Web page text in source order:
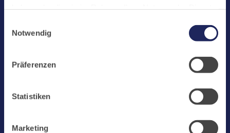
challenges.cloudflare.com: Wir verwenden das online
Buchungssystem MEWS in unserem Hotel und unserem
übermittelt. Cookies von eu5.bookingkit.de: Wir
Buchungen von Bibliotheks- und Klosterführungen. Um
Buchungen durchführen zu können akzeptieren Sie bitte
Notwendig
Präferenzen
Statistiken
Marketing
Laacher See
Jobs